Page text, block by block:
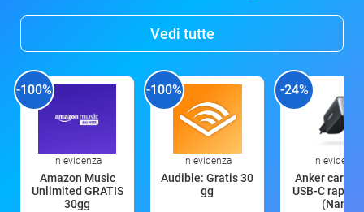
Vedi tutte
-100%
In evidenza
Amazon Music
Unlimited GRATIS
30gg
-100%
In evidenza
Audible: Gratis 30
gg
-24%
In evidenza
Anker
USB-C rapido
(Nano